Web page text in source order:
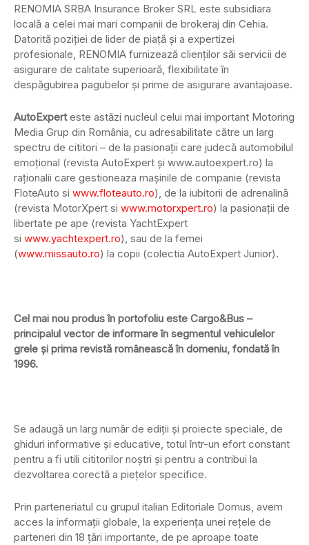
RENOMIA SRBA Insurance Broker SRL este subsidiara
locală a celei mai mari companii de brokeraj din Cehia.
Datorită poziției de lider de piață și a expertizei
profesionale, RENOMIA furnizează clienților săi servicii de
asigurare de calitate superioară, flexibilitate în
despăgubirea pagubelor și prime de asigurare avantajoase.
AutoExperteste astăzi nucleul celui mai important Motoring
Media Grup din România, cu adresabilitate către un larg
spectru de cititori – de la pasionații care judecă automobilul
emoțional (revista AutoExpert și www.autoexpert.ro) la
raționalii care gestioneaza mașinile de companie (revista
FloteAuto si www.floteauto.ro), de la iubitorii de adrenalină
(revista MotorXpert si www.motorxpert.ro) la pasionații de
libertate pe ape (revista YachtExpert
si www.yachtexpert.ro), sau de la femei
(www.missauto.ro) la copii (colectia AutoExpert Junior).
Cel mai nou produs în portofoliu este Cargo&Bus –
principalul vector de informare în segmentul vehiculelor
grele și prima revistă românească în domeniu, fondată în
1996.
Se adaugă un larg număr de ediții și proiecte speciale, de
ghiduri informative și educative, totul într-un efort constant
pentru a fi utili cititorilor noștri și pentru a contribui la
dezvoltarea corectă a piețelor specifice.
Prin parteneriatul cu grupul italian Editoriale Domus, avem
acces la informații globale, la experiența unei rețele de
parteneri din 18 țări importante, de pe aproape toate